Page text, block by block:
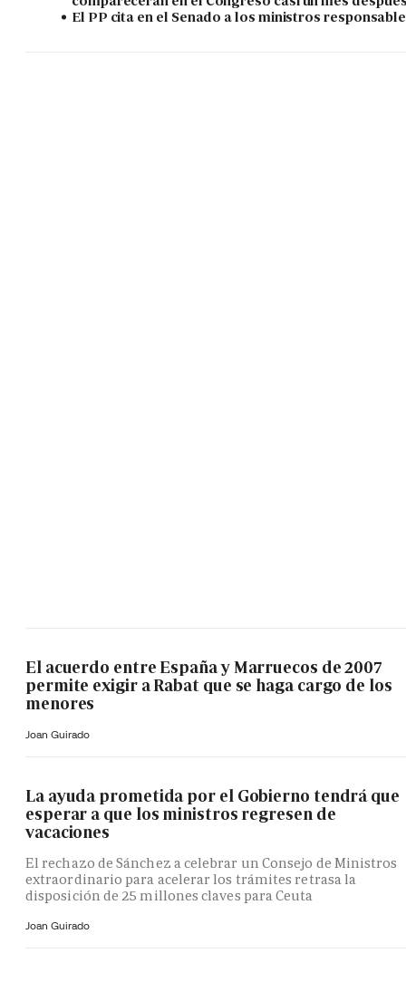
El PP cita en el Senado a los ministros
El acuerdo entre España y Marruecos de 2007
permite exigir a Rabat que se haga cargo de los
menores
Joan Guirado
La ayuda prometida por el Gobierno tendrá que
esperar a que los ministros regresen de
vacaciones
El rechazo de Sánchez a celebrar un Consejo de Ministros
extraordinario para acelerar los trámites retrasa la
disposición de 25 millones claves para Ceuta
Joan Guirado